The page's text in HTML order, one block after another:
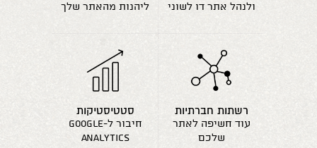
ולנהל אתר דו לשוני
ליהנות מהאתר שלך
רשתות חברתיות
עוד חשיפה לאתר
שלכם
סטטיסטיקות
חיבור ל-google
analytics